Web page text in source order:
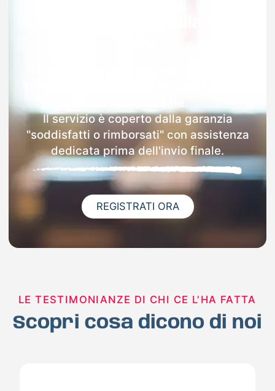
Il servizio è coperto dalla garanzia
"soddisfatti o rimborsati" con assistenza
dedicata prima dell'invio finale.
REGISTRATI ORA
LE TESTIMONIANZE DI CHI CE L'HA FATTA
Scopri cosa dicono di noi